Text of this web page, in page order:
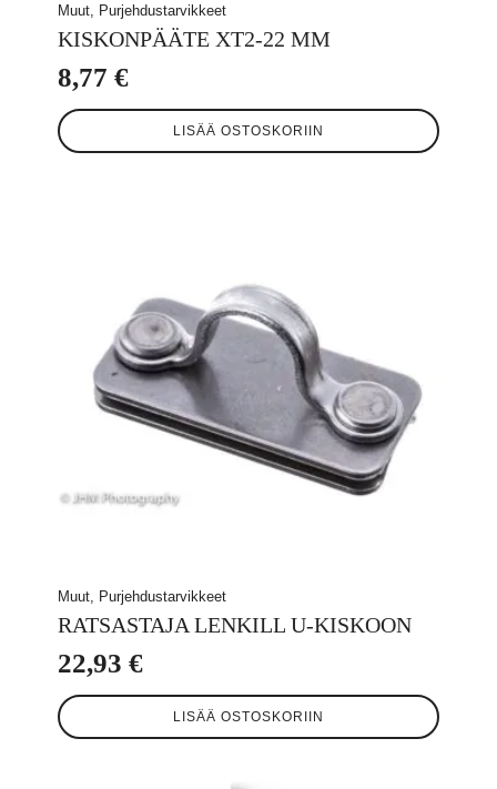
Muut, Purjehdustarvikkeet
KISKONPÄÄTE XT2-22 MM
8,77 €
LISÄÄ OSTOSKORIIN
Muut, Purjehdustarvikkeet
RATSASTAJA LENKILL U-KISKOON
22,93 €
LISÄÄ OSTOSKORIIN